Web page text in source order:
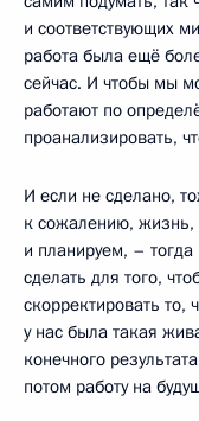
и соответствующих
работа была ещё
сейчас. И чтобы мы
работают по
проанализировать,
И если не сделано,
к сожалению,
и планируем, –
сделать для того,
скорректировать
у нас была такая
конечного
потом работу на